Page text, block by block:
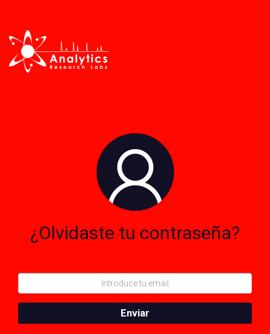
¿Olvidaste tu contraseña?
Enviar